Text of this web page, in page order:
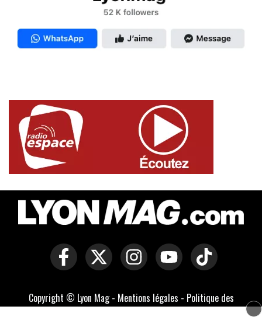
Copyright © Lyon Mag - Mentions légales - Politique des